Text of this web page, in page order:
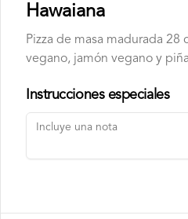
Redes sociales
Instagram
Facebook
Iniciar sesión
Hawaiana
Pizza de masa madurada 28
vegano, jamón vegano y
Instrucciones especiales